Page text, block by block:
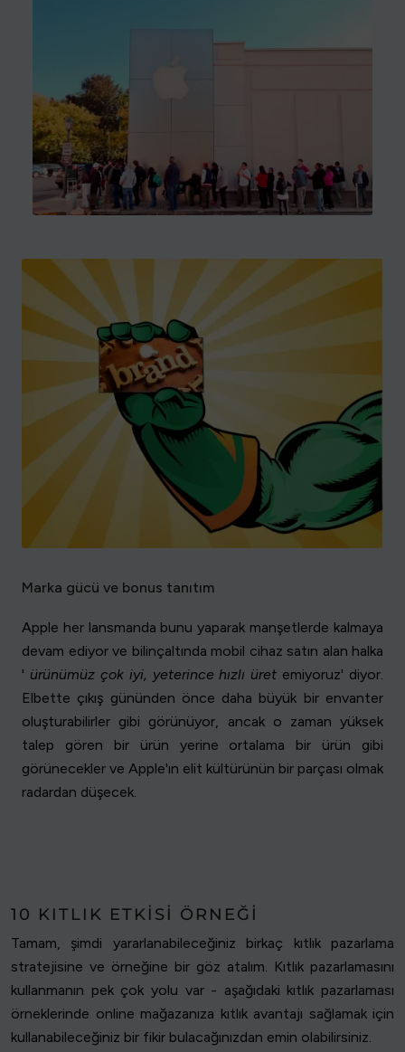
Marka gücü ve bonus tanıtım
Apple her lansmanda bunu yaparak manşetlerde kalmaya
devam ediyor ve bilinçaltında mobil cihaz satın alan halka
' ürünümüz çok iyi, yeterince hızlı üret emiyoruz' diyor.
Elbette çıkış gününden önce daha büyük bir envanter
oluşturabilirler gibi görünüyor, ancak o zaman yüksek
talep gören bir ürün yerine ortalama bir ürün gibi
görünecekler ve Apple'ın elit kültürünün bir parçası olmak
radardan düşecek.
10 KITLIK ETKISI ÖRNEĞI
Tamam, şimdi yararlanabileceğiniz birkaç kıtlık pazarlama
stratejisine ve örneğine bir göz atalım. Kıtlık pazarlamasını
kullanmanın pek çok yolu var - aşağıdaki kıtlık pazarlaması
örneklerinde online mağazanıza kıtlık avantajı sağlamak için
kullanabileceğiniz bir fikir bulacağınızdan emin olabilirsiniz.